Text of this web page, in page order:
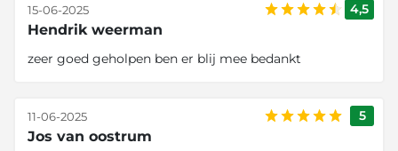
4,5
Hendrik weerman
15-06-2025
zeer goed geholpen ben er blij mee bedankt
5
Jos van oostrum
11-06-2025